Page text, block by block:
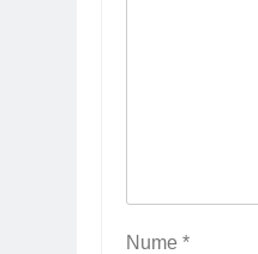
Nume *